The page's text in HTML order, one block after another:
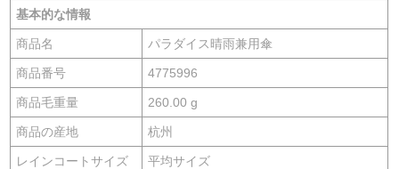
基本的な情報
商品名 パラダイス晴雨兼用傘
商品番号 4775996
商品毛重量 260.00 g
商品の産地 杭州
レインコートサイズ 平均サイズ